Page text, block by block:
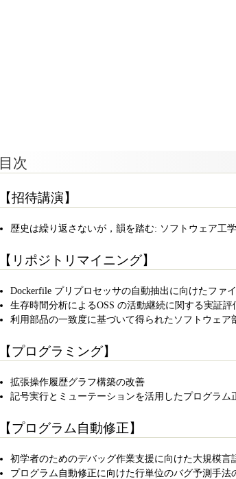
目次
【招待講演】
歴史は繰り返さないが，韻を踏む: ソフトウェア工
【リポジトリマイニング】
Dockerfile プリプロセッサの自動抽出に向けたファ
生存時間分析によるOSS の活動継続に関する実証評
利用部品の一致度に基づいて得られたソフトウェ
【プログラミング】
拡張操作履歴グラフ構築の改善
記号実行とミューテーションを活用したプログラム
【プログラム自動修正】
初学者のためのデバッグ作業支援に向けた大規模言
プログラム自動修正に向けた行単位のバグ予測手法